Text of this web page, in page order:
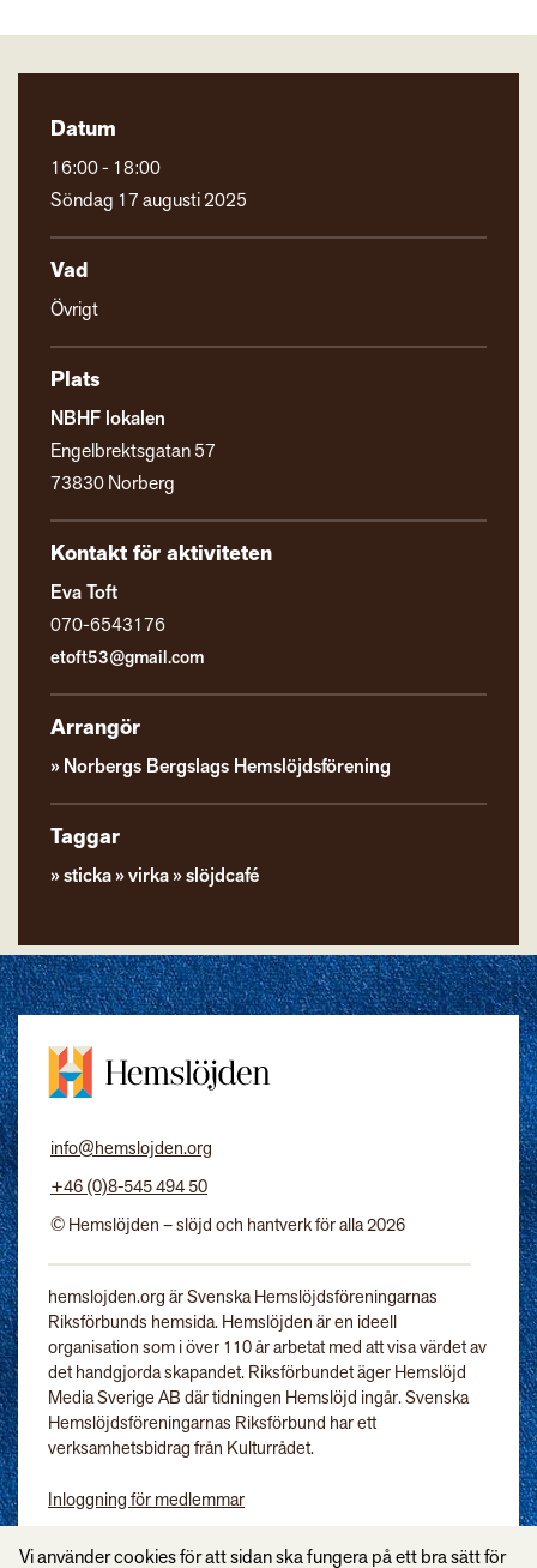
Datum
16:00 - 18:00
Söndag 17 augusti 2025
Vad
Övrigt
Plats
NBHF lokalen
Engelbrektsgatan 57
73830 Norberg
Kontakt för aktiviteten
Eva Toft
070-6543176
etoft53@gmail.com
Arrangör
Norbergs Bergslags Hemslöjdsförening
Taggar
sticka virka slöjdcafé
info@hemslojden.org
+46 (0)8-545 494 50
© Hemslöjden – slöjd och hantverk för alla 2026
hemslojden.org är Svenska Hemslöjdsföreningarnas
Riksförbunds hemsida. Hemslöjden är en ideell
organisation som i över 110 år arbetat med att visa värdet av
det handgjorda skapandet. Riksförbundet äger Hemslöjd
Media Sverige AB där tidningen Hemslöjd ingår. Svenska
Hemslöjdsföreningarnas Riksförbund har ett
verksamhetsbidrag från Kulturrådet.
Inloggning för medlemmar
Vi använder cookies för att sidan ska fungera på ett bra sätt för